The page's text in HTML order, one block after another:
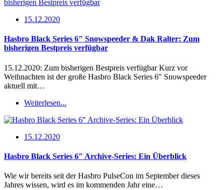
15.12.2020
Hasbro Black Series 6″ Snowspeeder & Dak Ralter: Zum
bisherigen Bestpreis verfügbar
15.12.2020: Zum bisherigen Bestpreis verfügbar Kurz vor
Weihnachten ist der große Hasbro Black Series 6″ Snowspeeder
aktuell mit…
Weiterlesen...
15.12.2020
Hasbro Black Series 6″ Archive-Series: Ein Überblick
Wie wir bereits seit der Hasbro PulseCon im September dieses
Jahres wissen, wird es im kommenden Jahr eine…